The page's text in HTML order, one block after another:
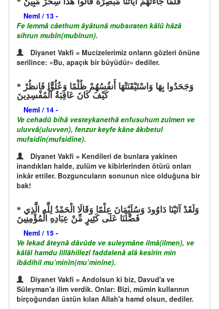
Neml / 13 -
Fe lemmâ câethum âyâtunâ mubsıraten kâlû hâzâ
sihrun mubîn(mubînun).
Diyanet Vakfi = Mucizelerimiz onların gözleri önüne
serilince: «Bu, apaçık bir büyüdür» dediler.
كَيْفَ كَانَ عَاقِبَةُ الْمُفْسِدِينَ
Neml / 14 -
Ve cehadû bihâ vesteykanethâ enfusuhum zulmen ve
uluvvâ(uluvven), fenzur keyfe kâne âkıbetul
mufsidîn(mufsidîne).
Diyanet Vakfi = Kendileri de bunlara yakînen
inandıkları halde, zulüm ve kibirlerinden ötürü onları
inkâr ettiler. Bozguncuların sonunun nice olduğuna bir
bak!
فَضَّلَنَا عَلَى كَثِيرٍ مِّنْ عِبَادِهِ الْمُؤْمِنِينَ
Neml / 15 -
Ve lekad âteynâ dâvûde ve suleymâne ilmâ(ilmen), ve
kâlâl hamdu lillâhillezî faddalenâ alâ kesîrin min
ibâdihil mu’minîn(mu’minîne).
Diyanet Vakfi = Andolsun ki biz, Davud'a ve
Süleyman'a ilim verdik. Onlar: Bizi, mümin kullarının
birçoğundan üstün kılan Allah'a hamd olsun, dediler.